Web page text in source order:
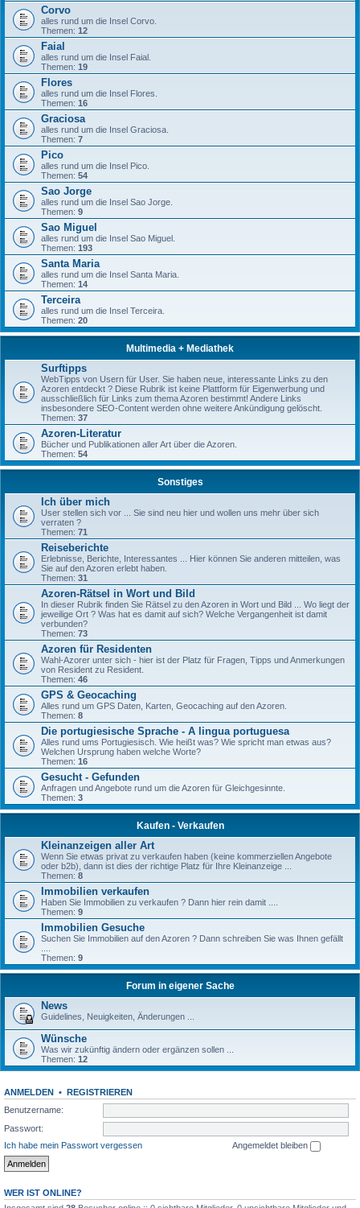
Corvo
alles rund um die Insel Corvo.
Themen: 12
Faial
alles rund um die Insel Faial.
Themen: 19
Flores
alles rund um die Insel Flores.
Themen: 16
Graciosa
alles rund um die Insel Graciosa.
Themen: 7
Pico
alles rund um die Insel Pico.
Themen: 54
Sao Jorge
alles rund um die Insel Sao Jorge.
Themen: 9
Sao Miguel
alles rund um die Insel Sao Miguel.
Themen: 193
Santa Maria
alles rund um die Insel Santa Maria.
Themen: 14
Terceira
alles rund um die Insel Terceira.
Themen: 20
Multimedia + Mediathek
Surftipps
WebTipps von Usern für User. Sie haben neue, interessante Links zu den
Azoren entdeckt ? Diese Rubrik ist keine Plattform für Eigenwerbung und
ausschließlich für Links zum thema Azoren bestimmt! Andere Links
insbesondere SEO-Content werden ohne weitere Ankündigung gelöscht.
Themen: 37
Azoren-Literatur
Bücher und Publikationen aller Art über die Azoren.
Themen: 54
Sonstiges
Ich über mich
User stellen sich vor ... Sie sind neu hier und wollen uns mehr über sich
verraten ?
Themen: 71
Reiseberichte
Erlebnisse, Berichte, Interessantes ... Hier können Sie anderen mitteilen, was
Sie auf den Azoren erlebt haben.
Themen: 31
Azoren-Rätsel in Wort und Bild
In dieser Rubrik finden Sie Rätsel zu den Azoren in Wort und Bild ... Wo liegt der
jeweilige Ort ? Was hat es damit auf sich? Welche Vergangenheit ist damit
verbunden?
Themen: 73
Azoren für Residenten
Wahl-Azorer unter sich - hier ist der Platz für Fragen, Tipps und Anmerkungen
von Resident zu Resident.
Themen: 46
GPS & Geocaching
Alles rund um GPS Daten, Karten, Geocaching auf den Azoren.
Themen: 8
Die portugiesische Sprache - A lingua portuguesa
Alles rund ums Portugiesisch. Wie heißt was? Wie spricht man etwas aus?
Welchen Ursprung haben welche Worte?
Themen: 16
Gesucht - Gefunden
Anfragen und Angebote rund um die Azoren für Gleichgesinnte.
Themen: 3
Kaufen - Verkaufen
Kleinanzeigen aller Art
Wenn Sie etwas privat zu verkaufen haben (keine kommerziellen Angebote
oder b2b), dann ist dies der richtige Platz für Ihre Kleinanzeige ...
Themen: 8
Immobilien verkaufen
Haben Sie Immobilien zu verkaufen ? Dann hier rein damit ....
Themen: 9
Immobilien Gesuche
Suchen Sie Immobilien auf den Azoren ? Dann schreiben Sie was Ihnen gefällt
Themen: 9
Forum in eigener Sache
News
Guidelines, Neuigkeiten, Änderungen ...
Wünsche
Was wir zukünftig ändern oder ergänzen sollen ...
Themen: 12
ANMELDEN • REGISTRIEREN
Benutzername:
Passwort:
Ich habe mein Passwort vergessen
Angemeldet bleiben
WER IST ONLINE?